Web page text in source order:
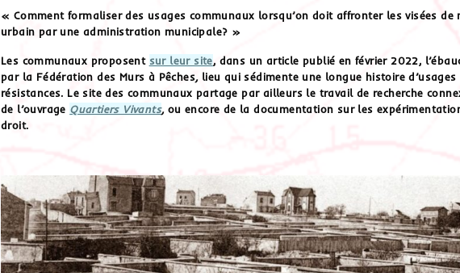
« Comment formaliser des usages communaux lorsqu’on doit affronter les visées de
urbain par une administration municipale? »
Les communaux proposent sur leur site, dans un article publié en février 2022,
par la Fédération des Murs à Pêches, lieu qui sédimente une longue histoire
résistances. Le site des communaux partage par ailleurs le travail de recherche
de l’ouvrage Quartiers Vivants,ou encore de la documentation sur les
droit.